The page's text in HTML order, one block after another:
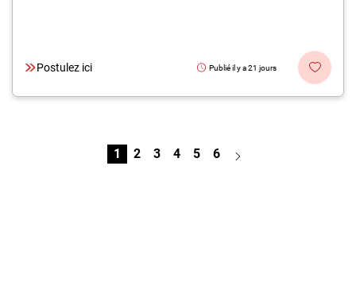
Postulez ici Publié il y a 21 jours
1 2 3 4 5 6